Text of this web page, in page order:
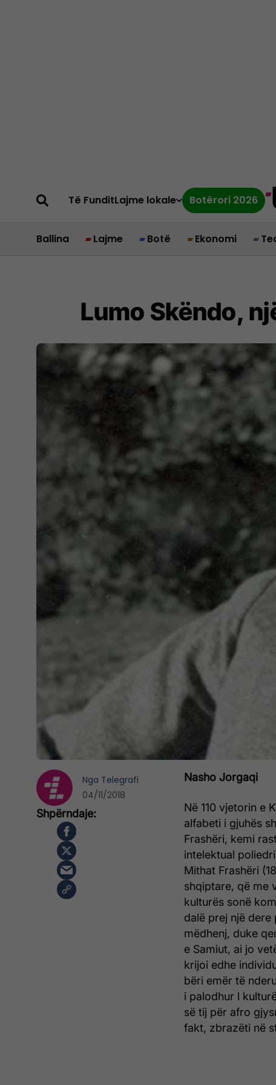
Të FunditLajme lokale Botërori 2026
Ballina Lajme Botë Ekonomi
Lumo Skëndo,
Nasho Jorgaqi
Në 110 vjetorin e
alfabeti i gjuhës
Frashëri, kemi
intelektual
Mithat Frashëri
shqiptare, që me
kulturës sonë
dalë prej një dere
mëdhenj, duke
e Samiut, ai jo
krijoi edhe
bëri emër të
i palodhur l
së tij për afro
fakt, zbrazëti në
Nga Telegrafi
04/11/2018